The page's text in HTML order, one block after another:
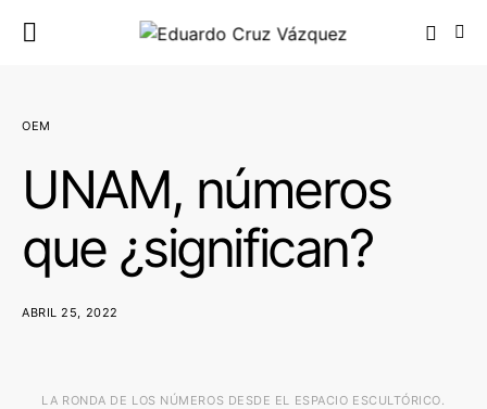
OEM
UNAM, números
que ¿significan?
ABRIL 25, 2022
LA RONDA DE LOS NÚMEROS DESDE EL ESPACIO ESCULTÓRICO.